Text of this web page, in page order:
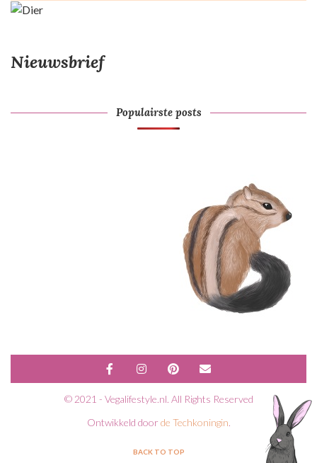
Nieuwsbrief
Populairste posts
© 2021 - Vegalifestyle.nl. All Rights Reserved
Ontwikkeld door de Techkoningin.
BACK TO TOP